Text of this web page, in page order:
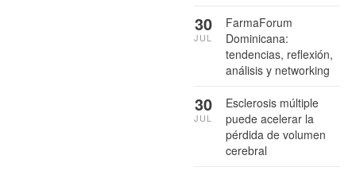
FarmaForum
Dominicana:
tendencias, reflexión,
análisis y networking
30
JUL
Esclerosis múltiple
puede acelerar la
pérdida de volumen
cerebral
30
JUL